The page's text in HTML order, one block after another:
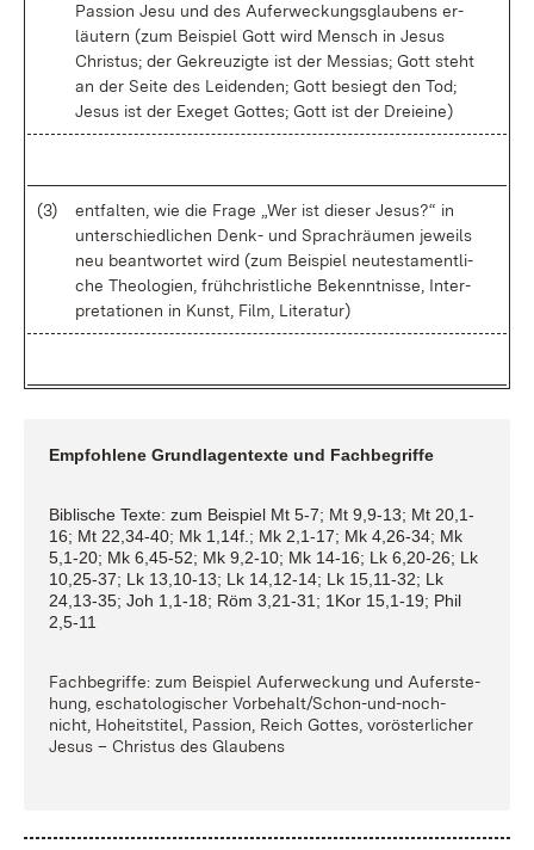
Pas­si­on Je­su und des Auf­er­we­ckungs­glau­bens er­
läu­tern (zum Bei­spiel Gott wird Mensch in Je­sus
Chris­tus; der Ge­kreu­zig­te ist der Mes­si­as; Gott steht
an der Sei­te des Lei­den­den; Gott be­siegt den Tod;
Je­sus ist der Ex­eget Got­tes; Gott ist der Drei­ei­ne)
(3)
ent­fal­ten, wie die Fra­ge „Wer ist die­ser Je­sus?“ in
un­ter­schied­li­chen Denk- und Sprach­räu­men je­weils
neu be­ant­wor­tet wird (zum Bei­spiel neu­tes­ta­ment­li­
che Theo­lo­gi­en, früh­christ­li­che Be­kennt­nis­se, In­ter­
pre­ta­tio­nen in Kunst, Film, Li­te­ra­tur)
Emp­foh­le­ne Grund­la­gen­tex­te und Fach­be­grif­fe
Bi­bli­sche Tex­te: zum Bei­spiel Mt 5-7; Mt 9,9-13; Mt 20,1-
16; Mt 22,34-40; Mk 1,14f.; Mk 2,1-17; Mk 4,26-34; Mk
5,1-20; Mk 6,45-52; Mk 9,2-10; Mk 14-16; Lk 6,20-26; Lk
10,25-37; Lk 13,10-13; Lk 14,12-14; Lk 15,11-32; Lk
24,13-35; Joh 1,1-18; Röm 3,21-31; 1Kor 15,1-19; Phil
2,5-11
Fach­be­grif­fe: zum Bei­spiel Auf­er­we­ckung und Auf­er­ste­
hung, es­cha­to­lo­gi­scher Vor­be­hal­t/Schon-un­d-noch-
nicht, Ho­heits­ti­tel, Pas­si­on, Reich Got­tes, vor­ös­ter­li­cher
Je­sus – Chris­tus des Glau­bens